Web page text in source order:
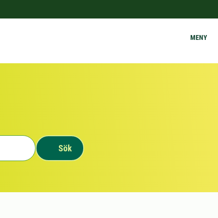
MENY
Sök